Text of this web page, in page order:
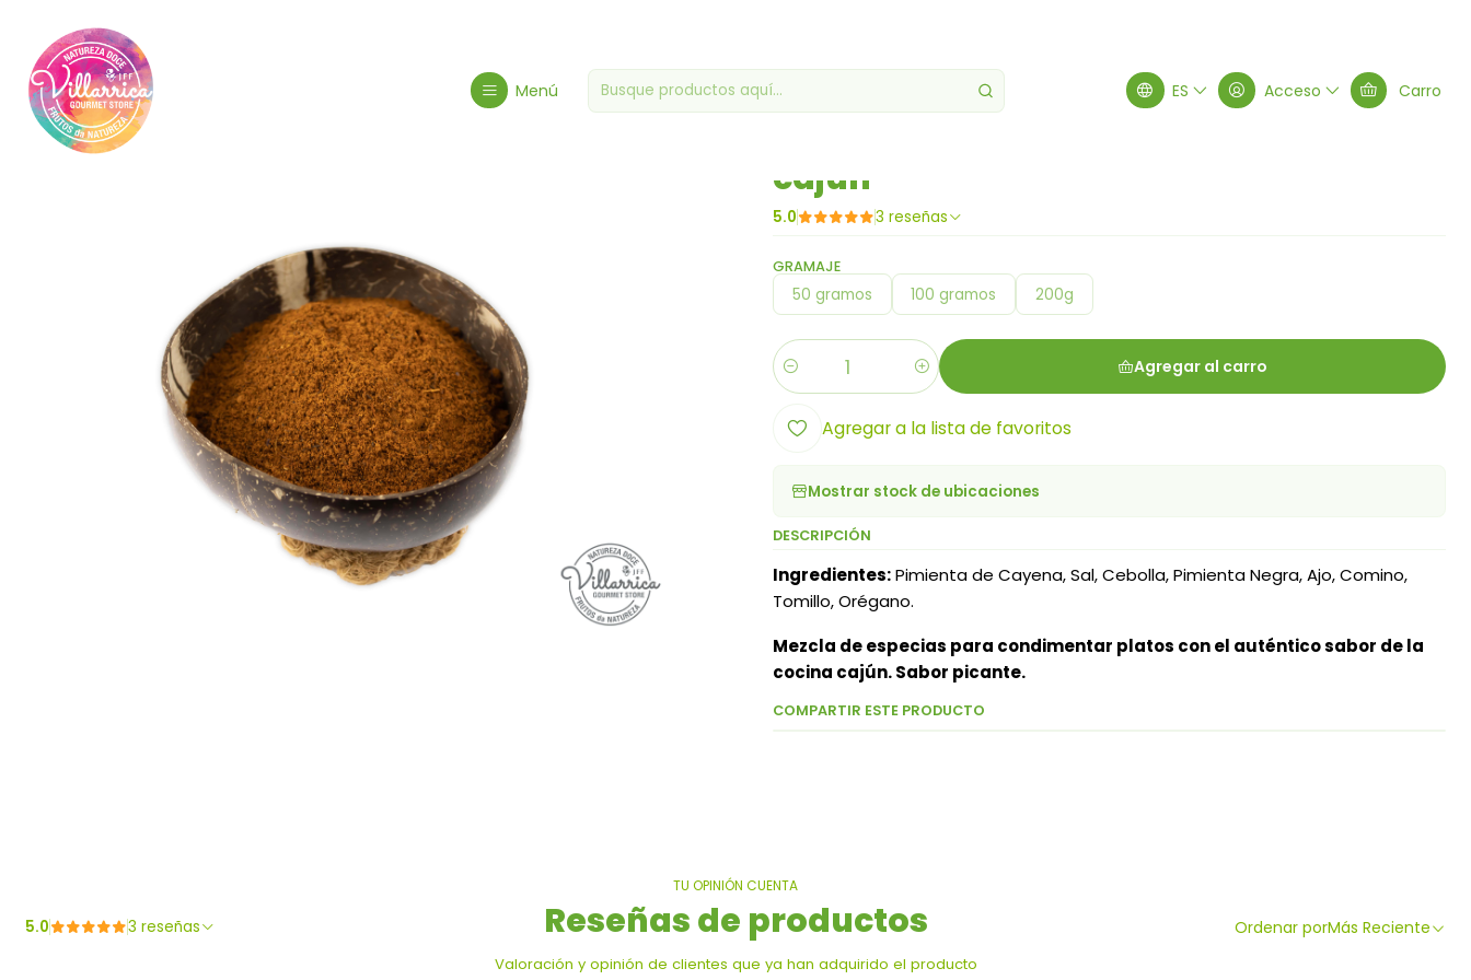
Menú ES Acceso Carro
cajún
5.0 3 reseñas
GRAMAJE
50 gramos 100 gramos 200g
Cantidad Agregar al carro
Agregar a la lista de favoritos
Mostrar stock de ubicaciones
DESCRIPCIÓN
Ingredientes:Pimienta de Cayena, Sal, Cebolla, Pimienta Negra, Ajo, Comino,
Tomillo, Orégano.
Mezcla de especias para condimentar platos con el auténtico sabor de la
cocina cajún. Sabor picante.
COMPARTIR ESTE PRODUCTO
TU OPINIÓN CUENTA
Reseñas de productos
Valoración y opinión de clientes que ya han adquirido el producto
5.0 3 reseñas Ordenar porMás Reciente